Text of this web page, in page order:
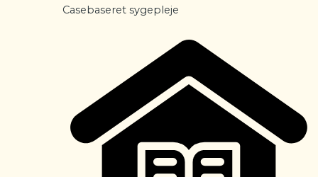
Casebaseret sygepleje